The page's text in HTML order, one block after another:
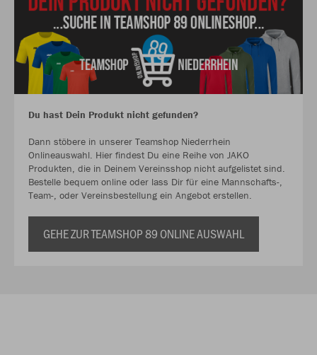
Du hast Dein Produkt nicht gefunden?
Dann stöbere in unserer Teamshop Niederrhein
Onlineauswahl. Hier findest Du eine Reihe von JAKO
Produkten, die in Deinem Vereinsshop nicht aufgelistet sind.
Bestelle bequem online oder lass Dir für eine Mannschafts-,
Team-, oder Vereinsbestellung ein Angebot erstellen.
GEHE ZUR TEAMSHOP 89 ONLINE AUSWAHL